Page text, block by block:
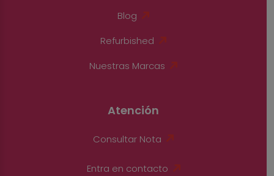
Blog
Refurbished
Nuestras Marcas
Atención
Consultar Nota
Entra en contacto